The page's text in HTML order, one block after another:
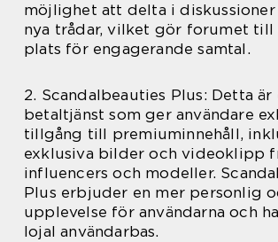
möjlighet att delta i diskussioner
nya trådar, vilket gör forumet till
plats för engagerande samtal.
2. Scandalbeauties Plus: Detta är
betaltjänst som ger användare
tillgång till premiuminnehåll,
exklusiva bilder och videoklipp
influencers och modeller.
Plus erbjuder en mer personlig
upplevelse för användarna och
lojal användarbas.